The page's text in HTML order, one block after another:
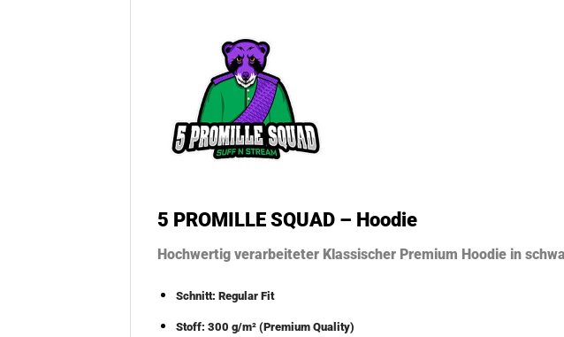
5 PROMILLE SQUAD – Hoodie
Hochwertig verarbeiteter Klassischer Premium Hoodie in
Schnitt: Regular Fit
Stoff: 300 g/m² (Premium Quality)